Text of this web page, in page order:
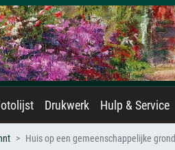
Drukwerk Hulp & Service
Huis op een gemeenschappelijke grond